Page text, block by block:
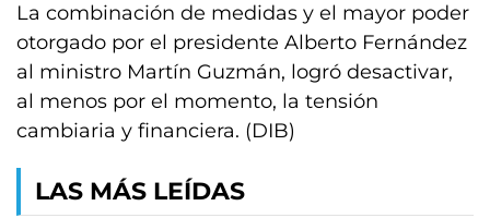
La combinación de medidas y el mayor poder
otorgado por el presidente Alberto Fernández
al ministro Martín Guzmán, logró desactivar,
al menos por el momento, la tensión
cambiaria y financiera. (DIB)
LAS MÁS LEÍDAS